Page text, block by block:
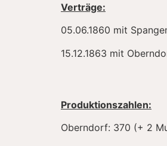
Verträge:
05.06.1860 mit
15.12.1863 mit
Produktionszahlen:
Oberndorf: 370 (+ 2